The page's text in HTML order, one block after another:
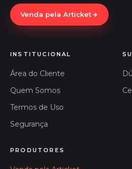
Venda pela Articket
INSTITUCIONAL
Área do Cliente
Quem Somos
Termos de Uso
Segurança
PRODUTORES